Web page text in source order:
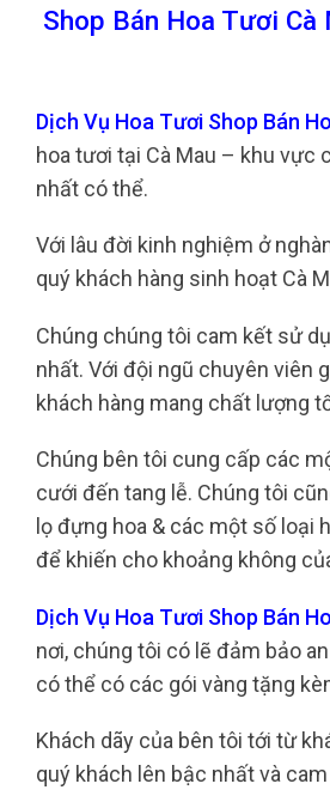
Shop Bán Hoa Tươi Cà
Dịch Vụ Hoa Tươi Shop Bán
hoa tươi tại Cà Mau – khu
nhất có thể.
Với lâu đời kinh nghiệm ở
quý khách hàng sinh hoạt Cà
Chúng chúng tôi cam kết sử
nhất. Với đội ngũ chuyên viên
khách hàng mang chất lượng
Chúng bên tôi cung cấp các
cưới đến tang lễ. Chúng tôi
lọ đựng hoa & các một số loại
để khiến cho khoảng không
Dịch Vụ Hoa Tươi Shop Bán
nơi, chúng tôi có lẽ đảm bảo
có thể có các gói vàng tặng
Khách dãy của bên tôi tới từ
quý khách lên bậc nhất và